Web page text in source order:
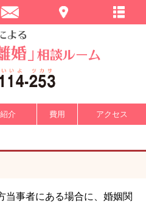
介 費用 アクセス
当事者にある場合に、婚姻関